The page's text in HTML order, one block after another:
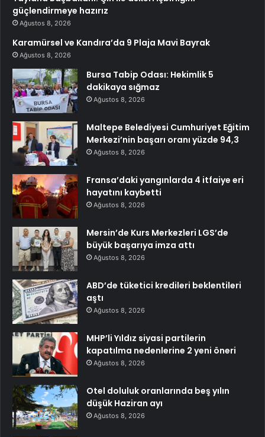
güçlendirmeye hazırız
Ağustos 8, 2026
Karamürsel ve Kandıra’da 9 Plaja Mavi Bayrak
Ağustos 8, 2026
Bursa Tabip Odası: Hekimlik 5
dakikaya sığmaz
Ağustos 8, 2026
Maltepe Belediyesi Cumhuriyet Eğitim
Merkezi’nin başarı oranı yüzde 94,3
Ağustos 8, 2026
Fransa’daki yangınlarda 4 itfaiye eri
hayatını kaybetti
Ağustos 8, 2026
Mersin’de Kurs Merkezleri LGS’de
büyük başarıya imza attı
Ağustos 8, 2026
ABD’de tüketici kredileri beklentileri
aştı
Ağustos 8, 2026
MHP’li Yıldız siyasi partilerin
kapatılma nedenlerine 2 yeni öneri
Ağustos 8, 2026
Otel doluluk oranlarında beş yılın
düşük Haziran ayı
Ağustos 8, 2026